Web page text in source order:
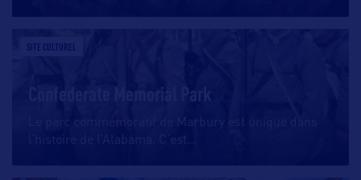
SITE CULTUREL
Confederate Memorial Park
Le parc commémoratif de Marbury est unique dans
l’histoire de l’Alabama. C’est